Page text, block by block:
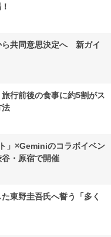
ら共同意思決定へ 新ガイ
旅行前後の食事に約5割がス
法
」×Geminiのコラボイベン
谷・原宿で開催
東野圭吾氏へ誓う「多く